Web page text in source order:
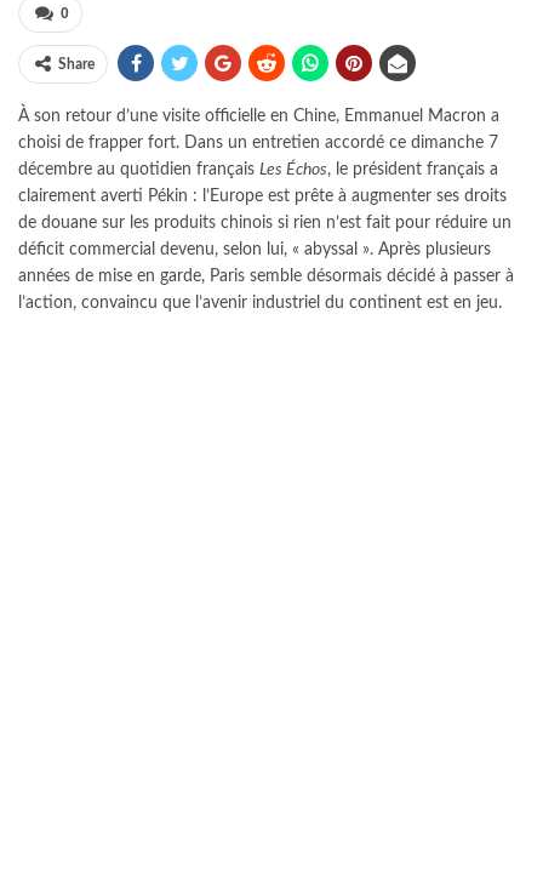
0
Share
À son retour d’une visite officielle en Chine, Emmanuel Macron a
choisi de frapper fort. Dans un entretien accordé ce dimanche 7
décembre au quotidien français Les Échos, le président français a
clairement averti Pékin : l’Europe est prête à augmenter ses droits
de douane sur les produits chinois si rien n’est fait pour réduire un
déficit commercial devenu, selon lui, « abyssal ». Après plusieurs
années de mise en garde, Paris semble désormais décidé à passer à
l’action, convaincu que l’avenir industriel du continent est en jeu.